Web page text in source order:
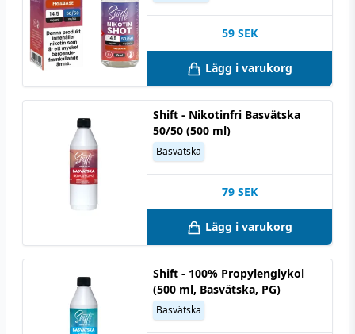
59 SEK
Lägg i varukorg
Shift - Nikotinfri Basvätska
50/50 (500 ml)
Basvätska
79 SEK
Lägg i varukorg
Shift - 100% Propylenglykol
(500 ml, Basvätska, PG)
Basvätska